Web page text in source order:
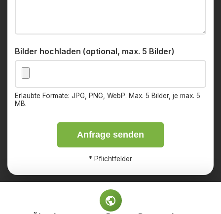
Bilder hochladen (optional, max. 5 Bilder)
Erlaubte Formate: JPG, PNG, WebP. Max. 5 Bilder, je max. 5
MB.
Anfrage senden
* Pflichtfelder